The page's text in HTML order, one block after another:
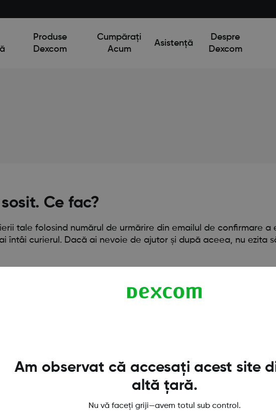
Produse
Dexcom
Cumpărați
Acum
Asistență
Despre
Dexcom
Ce fac?
tale folosind numărul de urmărire din emailul de confirmare a
întâi curierul. Dacă ai nevoie de ajutor și după aceea, nu ezita
Am observat că accesați acest site
altă țară.
Nu vă faceți griji—avem totul sub control.